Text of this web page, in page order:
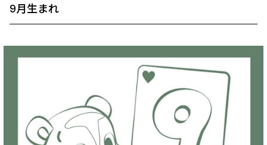
9月生まれ